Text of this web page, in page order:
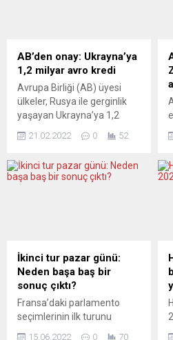
yangınlarında evlerini ve
mülklerini kaybedenlere
destek amaçlı 500 milyon
euro hacminde ek kaynak
ayrıldığını açıkladı. “Yangınla
mücadelede gösterilen
başarısızlıktan dolayı özür
AB’den onay: Ukrayna’ya
1,2 milyar avro kredi
Avrupa Birliği (AB) üyesi
ülkeler, Rusya ile gerginlik
yaşayan Ukrayna’ya 1,2
verilmesini onayladı. AB
tarafından hazırlanan ve
Ukrayna’ya acilen makro-
Ukrayna’nın dış finansman
ihtiyaçlarını karşılamasına
yardımcı olmak için toplam
1,2 milyar...
21.02.2022 0 52
İkinci tur pazar günü:
Neden başa baş bir
sonuç çıktı?
Fransa’daki parlamento
seçimlerinin ilk turunu
15.06.2022 0 70